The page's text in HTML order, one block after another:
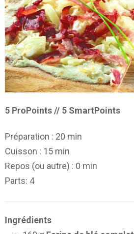
5 ProPoints // 5 SmartPoints
Préparation : 20 min
Cuisson : 15 min
Repos (ou autre) : 0 min
Parts: 4
Ingrédients